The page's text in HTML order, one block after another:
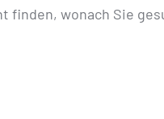
finden, wonach Sie